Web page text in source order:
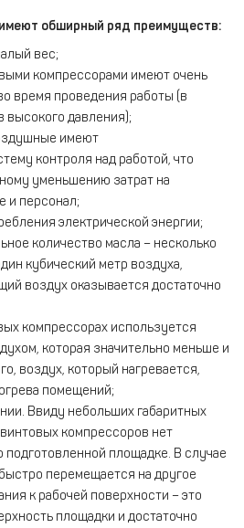
обширный ряд преимуществ:
вес;
компрессорами имеют очень
время проведения работы (в
высокого давления);
имеют
контроля над работой, что
уменьшению затрат на
и персонал;
электрической энергии;
количество масла – несколько
кубический метр воздуха,
воздух оказывается достаточно
компрессорах используется
которая значительно меньше и
воздух, который нагревается,
помещений;
Ввиду небольших габаритных
компрессоров нет
подготовленной площадке. В случае
перемещается на другое
к рабочей поверхности – это
площадки и достаточно